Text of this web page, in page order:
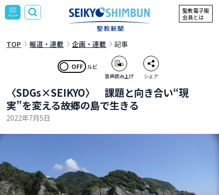
聖教電子版
会員とは
TOP 報道・連載 企画・連載 記事
OFF ルビ
音声読み上げ シェア
〈SDGs×SEIKYO〉 課題と向き合い“現
実”を変える――故郷の島で生きる
2022年7月5日